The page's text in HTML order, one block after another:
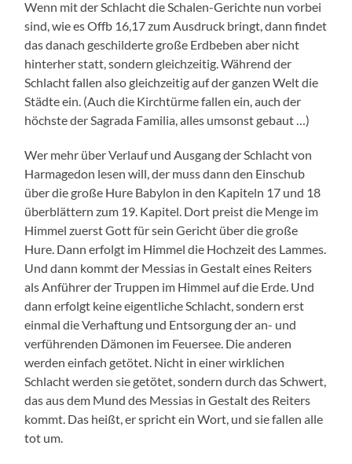
Wenn mit der Schlacht die Schalen-Gerichte nun vorbei
sind, wie es Offb 16,17 zum Ausdruck bringt, dann findet
das danach geschilderte große Erdbeben aber nicht
hinterher statt, sondern gleichzeitig. Während der
Schlacht fallen also gleichzeitig auf der ganzen Welt die
Städte ein. (Auch die Kirchtürme fallen ein, auch der
höchste der Sagrada Familia, alles umsonst gebaut …)
Wer mehr über Verlauf und Ausgang der Schlacht von
Harmagedon lesen will, der muss dann den Einschub
über die große Hure Babylon in den Kapiteln 17 und 18
überblättern zum 19. Kapitel. Dort preist die Menge im
Himmel zuerst Gott für sein Gericht über die große
Hure. Dann erfolgt im Himmel die Hochzeit des Lammes.
Und dann kommt der Messias in Gestalt eines Reiters
als Anführer der Truppen im Himmel auf die Erde. Und
dann erfolgt keine eigentliche Schlacht, sondern erst
einmal die Verhaftung und Entsorgung der an- und
verführenden Dämonen im Feuersee. Die anderen
werden einfach getötet. Nicht in einer wirklichen
Schlacht werden sie getötet, sondern durch das Schwert,
das aus dem Mund des Messias in Gestalt des Reiters
kommt. Das heißt, er spricht ein Wort, und sie fallen alle
tot um.